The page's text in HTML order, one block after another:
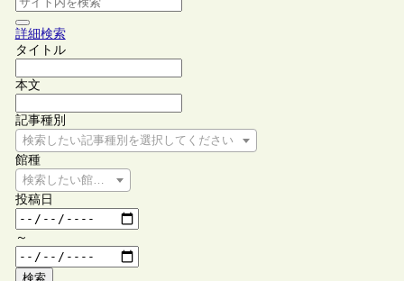
詳細検索
タイトル
本文
記事種別
検索したい記事種別を選択してください
館種
検索したい館種を選択してください
投稿日
～
検索